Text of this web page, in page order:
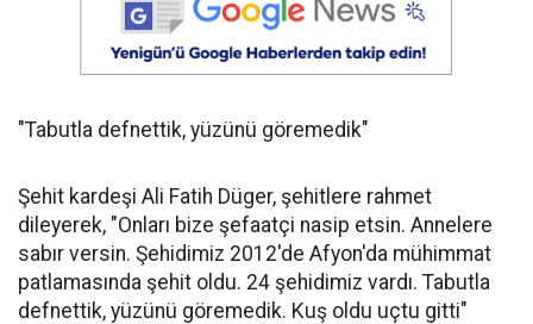
"Tabutla defnettik, yüzünü göremedik"
Şehit kardeşi Ali Fatih Düger, şehitlere rahmet
dileyerek, "Onları bize şefaatçi nasip etsin. Annelere
sabır versin. Şehidimiz 2012'de Afyon'da mühimmat
patlamasında şehit oldu. 24 şehidimiz vardı. Tabutla
defnettik, yüzünü göremedik. Kuş oldu uçtu gitti"